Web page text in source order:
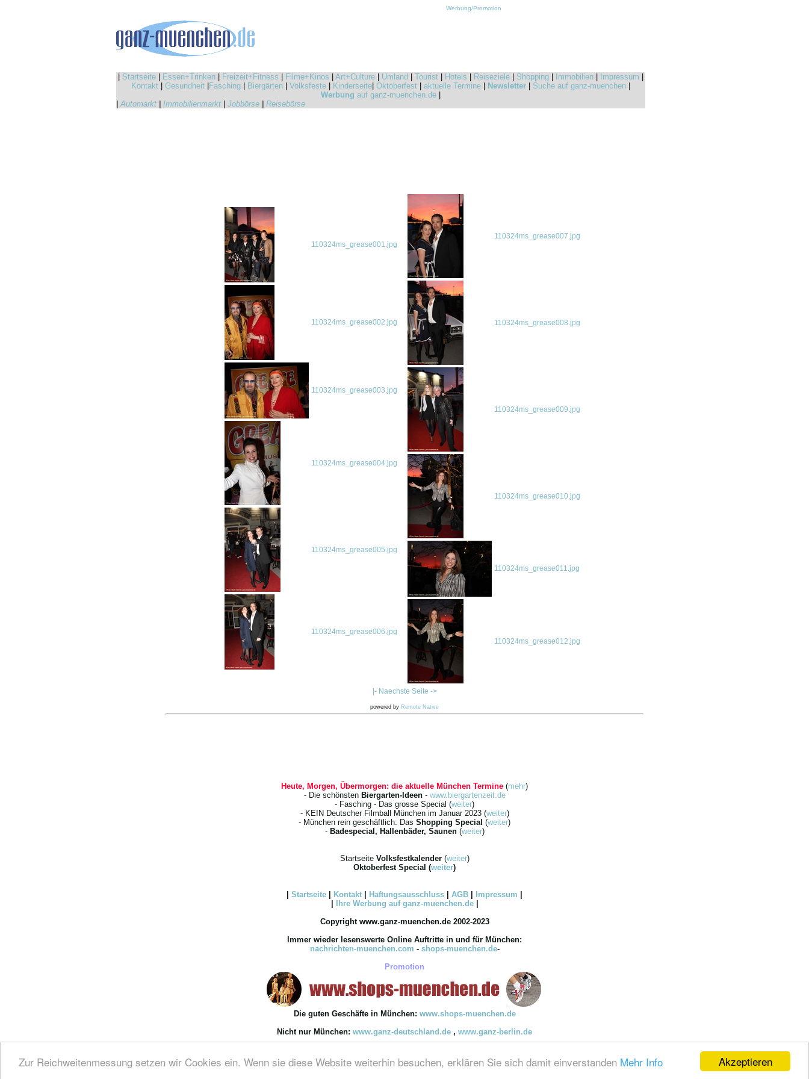
Akzeptieren
Zur Reichweitenmessung setzen wir Cookies ein. Wenn sie diese Website weiterhin besuchen, erklären Sie sich damit einverstanden Mehr Info
Werbung/Promotion
Startseite Essen+Trinken Freizeit+Fitness Filme+Kinos Art+Culture Umland Tourist Hotels Reiseziele Shopping Immobilien Impressum
Kontakt
Gesundheit Fasching Biergärten Volksfeste Kinderseite Oktoberfest aktuelle Termine Newsletter Suche auf ganz-muenchen
Werbung auf ganz-muenchen.de
|Automarkt Immobilienmarkt Jobbörse Reisebörse
110324ms_grease001.jpg
110324ms_grease002.jpg
110324ms_grease003.jpg
110324ms_grease004.jpg
110324ms_grease005.jpg
110324ms_grease006.jpg
110324ms_grease007.jpg
110324ms_grease008.jpg
110324ms_grease009.jpg
110324ms_grease010.jpg
110324ms_grease011.jpg
110324ms_grease012.jpg
|- Naechste Seite ->
powered by Remote Native
Heute, Morgen, Übermorgen: die aktuelle München Termine (mehr)
- Die schönsten Biergarten-Ideen- www.biergartenzeit.de
- Fasching - Das grosse Special (weiter)
- KEIN Deutscher Filmball München im Januar 2023 (weiter)
- München rein geschäftlich: Das Shopping Special (weiter)
- Badespecial, Hallenbäder, Saunen(weiter)
Startseite Volksfestkalender(weiter)
Oktoberfest Special (weiter)
Startseite Kontakt Haftungsausschluss AGB Impressum
IhreWerbung auf ganz-muenchen.de|
Copyright www.ganz-muenchen.de 2002-2023
Immer wieder lesenswerte Online Auftritte in und für München:
nachrichten-muenchen.com - shops-muenchen.de-
Promotion
Die guten Geschäfte in München: www.shops-muenchen.de
Nicht nur München: www.ganz-deutschland.de , www.ganz-berlin.de